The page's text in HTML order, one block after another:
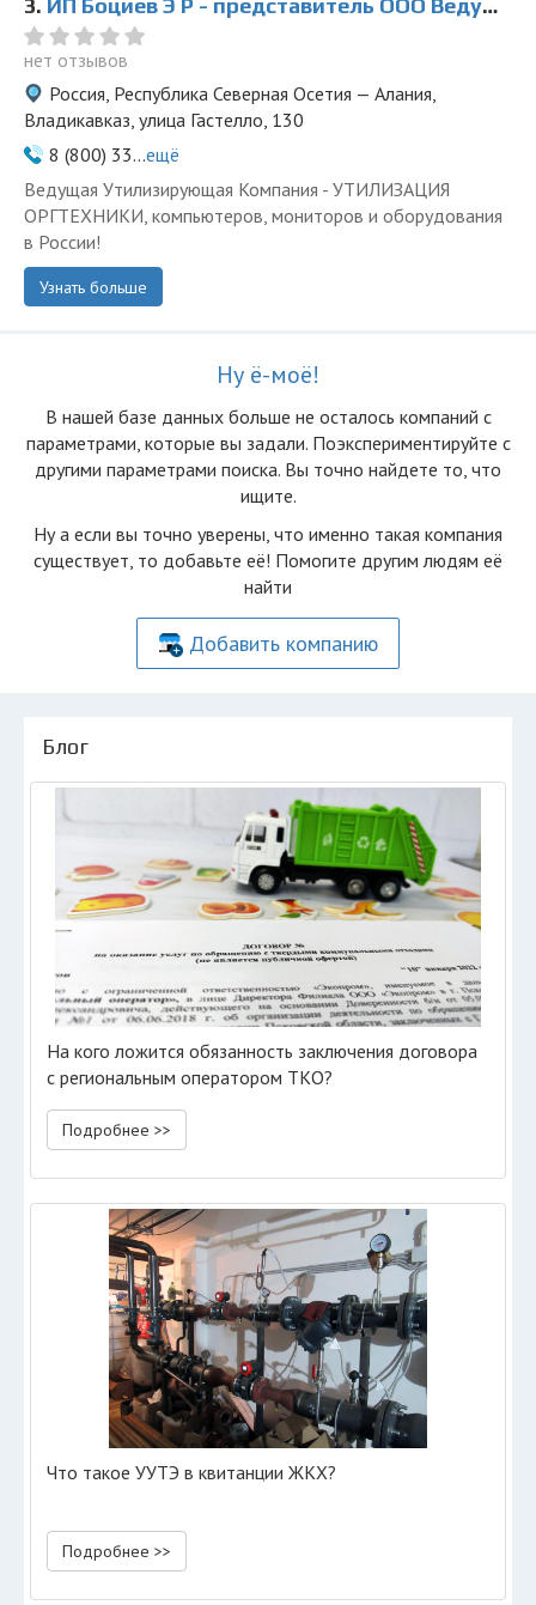
3. ИП Боциев Э Р - представитель ООО Ведущая Утилизирующая Компания
нет отзывов
Россия, Республика Северная Осетия — Алания,
Владикавказ, улица Гастелло, 130
8 (800) 33...ещё
Ведущая Утилизирующая Компания - УТИЛИЗАЦИЯ
ОРГТЕХНИКИ, компьютеров, мониторов и оборудования
в России!
Узнать больше
Ну ё-моё!
В нашей базе данных больше не осталоcь компаний с
параметрами, которые вы задали. Поэкспериментируйте с
другими параметрами поиска. Вы точно найдете то, что
ищите.
Ну а если вы точно уверены, что именно такая компания
существует, то добавьте её! Помогите другим людям её
найти
Добавить компанию
Блог
На кого ложится обязанность заключения договора
с региональным оператором ТКО?
Подробнее >>
Что такое УУТЭ в квитанции ЖКХ?
Подробнее >>